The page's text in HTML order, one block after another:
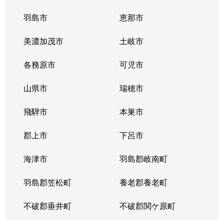
羽島市 恵那市
美濃加茂市 土岐市
各務原市 可児市
山県市 瑞穂市
飛騨市 本巣市
郡上市 下呂市
海津市 羽島郡岐南町
羽島郡笠松町 養老郡養老町
不破郡垂井町 不破郡関ケ原町